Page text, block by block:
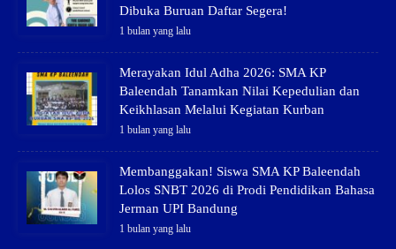
Dibuka Buruan Daftar Segera!
1 bulan yang lalu
Merayakan Idul Adha 2026: SMA KP
Baleendah Tanamkan Nilai Kepedulian dan
Keikhlasan Melalui Kegiatan Kurban
1 bulan yang lalu
Membanggakan! Siswa SMA KP Baleendah
Lolos SNBT 2026 di Prodi Pendidikan Bahasa
Jerman UPI Bandung
1 bulan yang lalu